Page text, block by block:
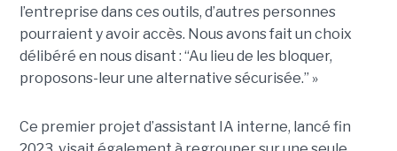
l’entreprise dans ces outils, d’autres personnes
pourraient y avoir accès. Nous avons fait un choix
délibéré en nous disant : “Au lieu de les bloquer,
proposons-leur une alternative sécurisée.” »
Ce premier projet d’assistant IA interne, lancé fin